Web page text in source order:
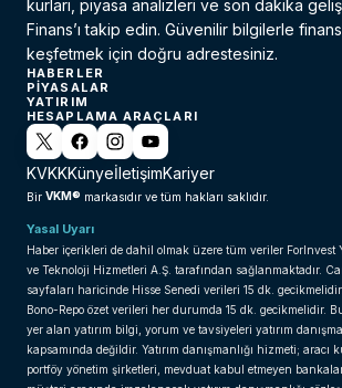
kurları, piyasa analizleri ve son dakika
Finans’ı takip edin. Güvenilir bilgilerle
keşfetmek için doğru adrestesiniz.
HABERLER
PIYASALAR
YATIRIM
HESAPLAMA ARAÇLARI
KVKKKünyeİletişimKariyer
Bir VKM® markasıdır ve tüm hakları saklıdır.
Yasal Uyarı
Haber içerikleri de dahil olmak üzere tüm veriler ForInvest
ve Teknoloji Hizmetleri A.Ş. tarafından sağlanmaktadır.
sayfaları haricinde Hisse Senedi verileri 15 dk.
Bono-Repo özet verileri her durumda 15 dk. gecikmelidir.
yer alan yatırım bilgi, yorum ve tavsiyeleri yatırım
kapsamında değildir. Yatırım danışmanlığı hizmeti; aracı
portföy yönetim şirketleri, mevduat kabul etmeyen